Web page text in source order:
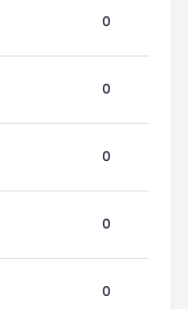
0
0
0
0
0